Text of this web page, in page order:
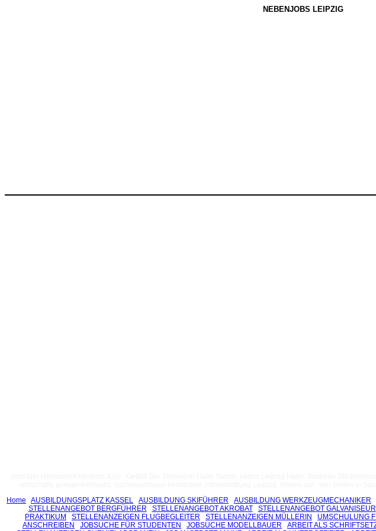
NEBENJOBS LEIPZIG
Home
AUSBILDUNGSPLATZ KASSEL AUSBILDUNG SKIFÜHRER AUSBILDUNG WERKZEUGMECHANIKER
STELLENANGEBOT BERGFÜHRER
STELLENANGEBOT AKROBAT STELLENANGEBOT GALVANISEUR
PRAKTIKUM
STELLENANZEIGEN FLUGBEGLEITER STELLENANZEIGEN MÜLLERIN UMSCHULUNG
ANSCHREIBEN
JOBSUCHE FÜR STUDENTEN JOBSUCHE MODELLBAUER ARBEIT ALS